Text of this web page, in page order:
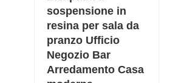
sospensione in
resina per sala da
pranzo Ufficio
Negozio Bar
Arredamento Casa